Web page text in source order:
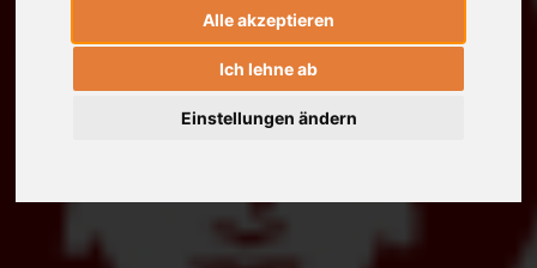
Alle akzeptieren
Ich lehne ab
Einstellungen ändern